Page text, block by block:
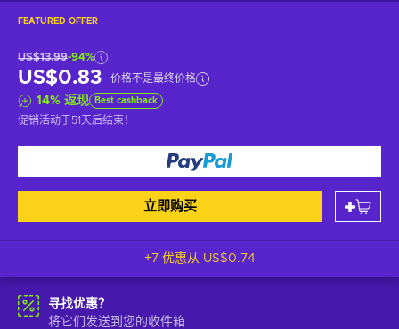
FEATURED OFFER
US$13.99-94%
US$0.83 价格不是最终价格
14% 返现 Best cashback
促销活动于51天后结束！
立即购买
+7 优惠从 US$0.74
寻找优惠？
将它们发送到您的收件箱